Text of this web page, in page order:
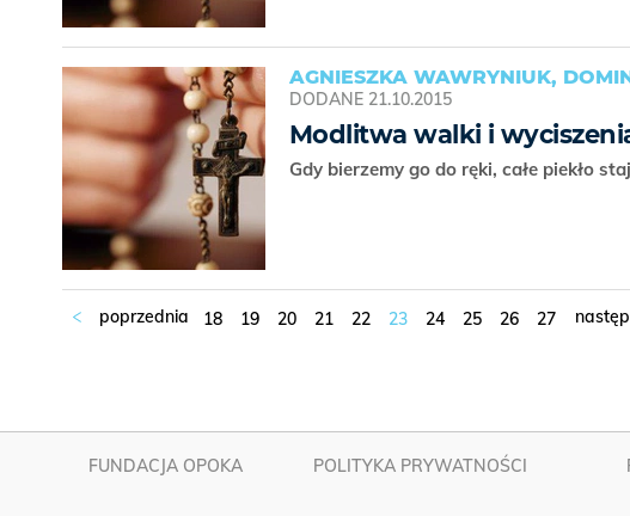
AGNIESZKA WAWRYNIUK,
DODANE 21.10.2015
Modlitwa walki i
Gdy bierzemy go do ręki, całe piekło
18 19 20 21 22 23 24 25 26 27
FUNDACJA OPOKA POLITYKA PRYWATNOŚCI